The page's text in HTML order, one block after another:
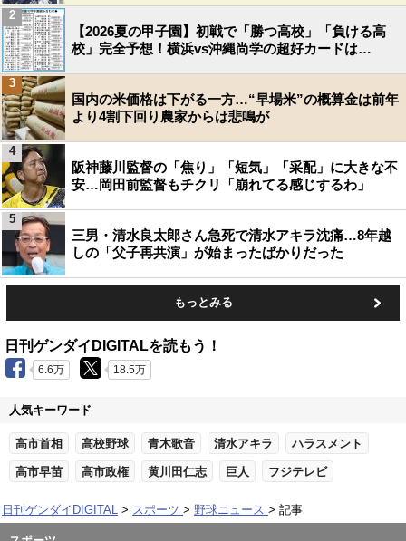
【2026夏の甲子園】初戦で「勝つ高校」「負ける高
校」完全予想！横浜vs沖縄尚学の超好カードは…
2
国内の米価格は下がる一方…“早場米”の概算金は前年
より4割下回り農家からは悲鳴が
3
阪神藤川監督の「焦り」「短気」「采配」に大きな不
安…岡田前監督もチクリ「崩れてる感じするわ」
4
三男・清水良太郎さん急死で清水アキラ沈痛…8年越
しの「父子再共演」が始まったばかりだった
5
もっとみる
日刊ゲンダイDIGITALを読もう！
6.6万 18.5万
人気キーワード
高市首相 高校野球 青木歌音 清水アキラ ハラスメント
高市早苗 高市政権 黄川田仁志 巨人 フジテレビ
日刊ゲンダイDIGITAL スポーツ 野球ニュース 記事